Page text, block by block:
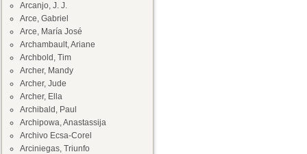
Arcanjo, J. J.
Arce, Gabriel
Arce, María José
Archambault, Ariane
Archbold, Tim
Archer, Mandy
Archer, Jude
Archer, Ella
Archibald, Paul
Archipowa, Anastassija
Archivo Ecsa-Corel
Arciniegas, Triunfo